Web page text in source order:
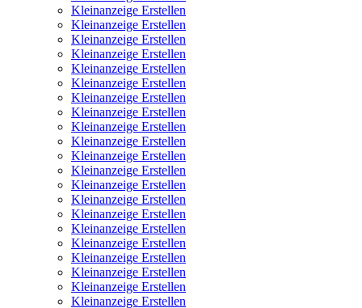
Kleinanzeige Erstellen
Kleinanzeige Erstellen
Kleinanzeige Erstellen
Kleinanzeige Erstellen
Kleinanzeige Erstellen
Kleinanzeige Erstellen
Kleinanzeige Erstellen
Kleinanzeige Erstellen
Kleinanzeige Erstellen
Kleinanzeige Erstellen
Kleinanzeige Erstellen
Kleinanzeige Erstellen
Kleinanzeige Erstellen
Kleinanzeige Erstellen
Kleinanzeige Erstellen
Kleinanzeige Erstellen
Kleinanzeige Erstellen
Kleinanzeige Erstellen
Kleinanzeige Erstellen
Kleinanzeige Erstellen
Kleinanzeige Erstellen